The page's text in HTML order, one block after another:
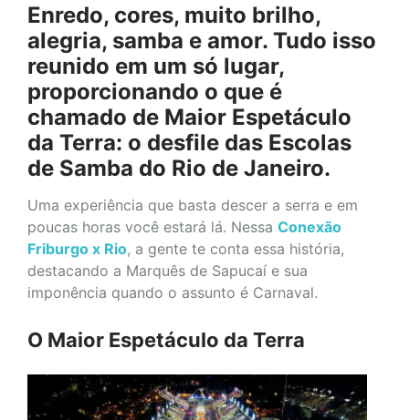
Enredo, cores, muito brilho,
alegria, samba e amor. Tudo isso
reunido em um só lugar,
proporcionando o que é
chamado de Maior Espetáculo
da Terra: o desfile das Escolas
de Samba do Rio de Janeiro.
Uma experiência que basta descer a serra e em
poucas horas você estará lá. Nessa Conexão
Friburgo x Rio, a gente te conta essa história,
destacando a Marquês de Sapucaí e sua
imponência quando o assunto é Carnaval.
O Maior Espetáculo da Terra